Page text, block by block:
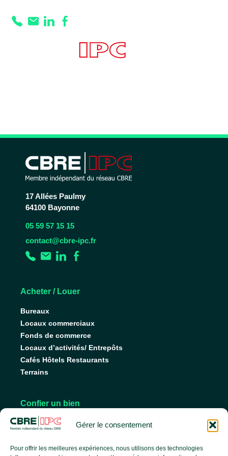
Gérer le consentement
Pour offrir les meilleures expériences, nous utilisons des technologies
Prestation :
remise de 30% sur
17 Allées Paulmy
64100 Bayonne
05 59 57 15 15
contact@cbre-ipc.fr
Acheter / Louer
Bureaux
Locaux commerciaux
Fonds de commerce
Locaux d’activités/ Entrepôts
Cafés Hôtels Restaurants
Terrains
Confier un bien
Nos conseils pour vendre
Faire gérer son bien